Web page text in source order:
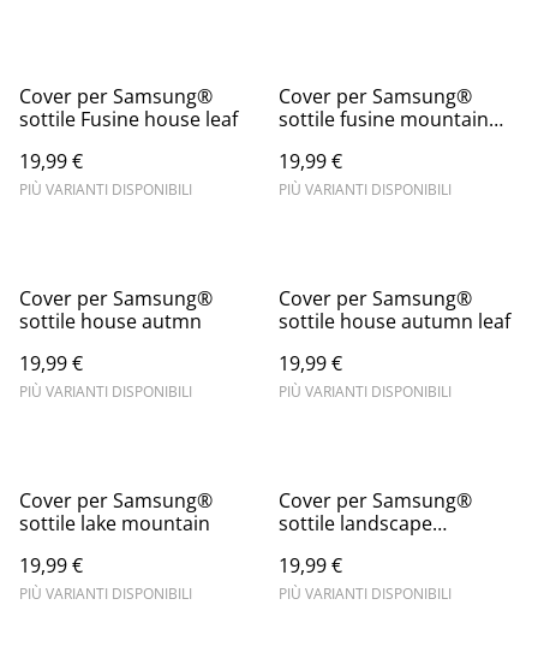
Cover per Samsung®
sottile Fusine house leaf
19,99 €
PIÙ VARIANTI DISPONIBILI
Cover per Samsung®
sottile fusine mountain
19,99 €
PIÙ VARIANTI DISPONIBILI
Cover per Samsung®
sottile house autmn
19,99 €
PIÙ VARIANTI DISPONIBILI
Cover per Samsung®
sottile house autumn leaf
19,99 €
PIÙ VARIANTI DISPONIBILI
Cover per Samsung®
sottile lake mountain
19,99 €
PIÙ VARIANTI DISPONIBILI
Cover per Samsung®
sottile landscape
19,99 €
PIÙ VARIANTI DISPONIBILI